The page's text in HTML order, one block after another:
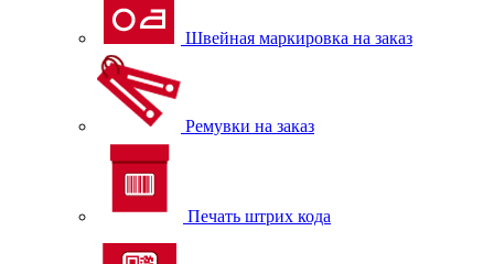
Швейная маркировка на заказ
Ремувки на заказ
Печать штрих кода